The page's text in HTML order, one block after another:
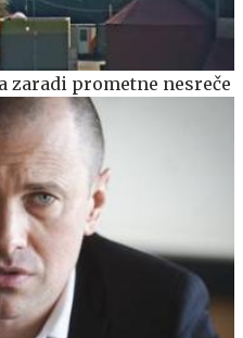
zaradi prometne nesreče